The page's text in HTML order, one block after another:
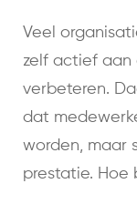
Veel
zelf actief aan
verbeteren.
dat
worden, maar
prestatie. Hoe